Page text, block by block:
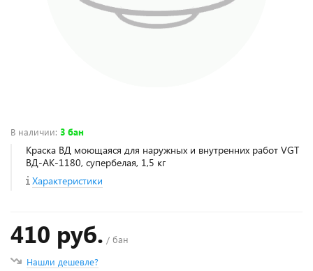
В наличии: 3 бан
Краска ВД моющаяся для наружных и внутренних работ VGT
ВД-АК-1180, супербелая, 1,5 кг
Характеристики
410 руб. / бан
Нашли дешевле?